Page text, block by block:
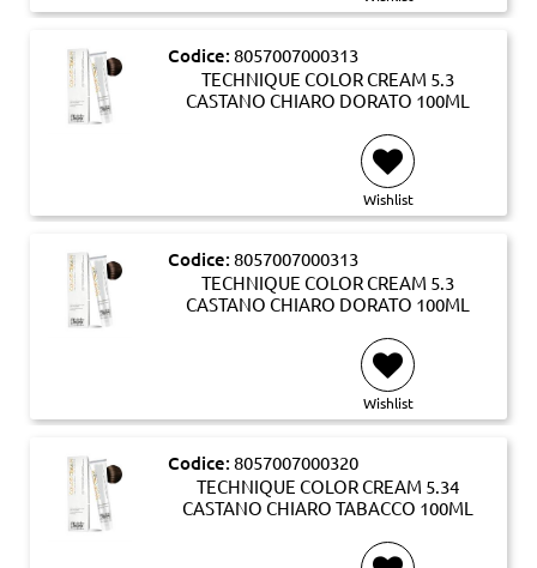
Codice: 8057007000313
TECHNIQUE COLOR CREAM 5.3
CASTANO CHIARO DORATO 100ML
Wishlist
Codice: 8057007000313
TECHNIQUE COLOR CREAM 5.3
CASTANO CHIARO DORATO 100ML
Wishlist
Codice: 8057007000320
TECHNIQUE COLOR CREAM 5.34
CASTANO CHIARO TABACCO 100ML